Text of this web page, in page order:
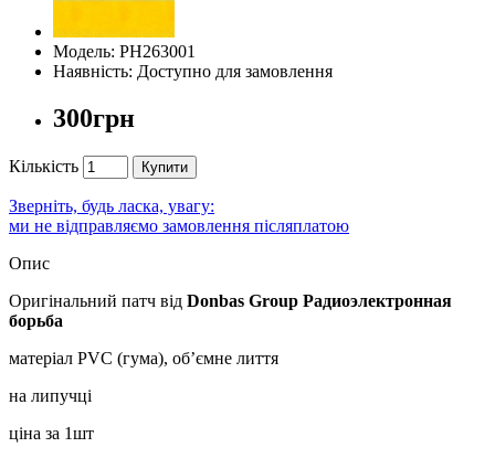
Модель: PH263001
Наявність: Доступно для замовлення
300грн
Кількість Купити
Зверніть, будь ласка, увагу:
ми не відправляємо замовлення післяплатою
Опис
Оригінальний патч від Donbas Group Радиоэлектронная
борьба
матеріал PVC (гума), об’ємне лиття
на липучці
ціна за 1шт